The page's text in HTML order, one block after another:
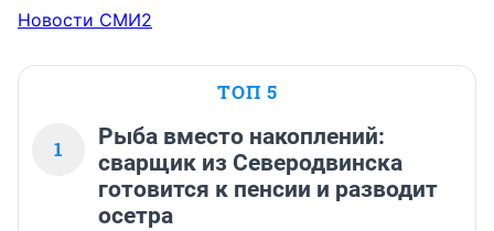
Новости СМИ2
ТОП 5
1
Рыба вместо накоплений:
сварщик из Северодвинска
готовится к пенсии и разводит
осетра